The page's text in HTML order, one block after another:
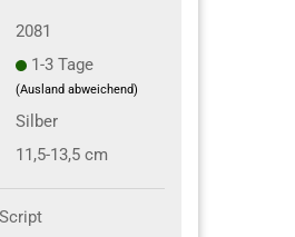
2081
1-3 Tage
(Ausland abweichend)
Silber
11,5-13,5 cm